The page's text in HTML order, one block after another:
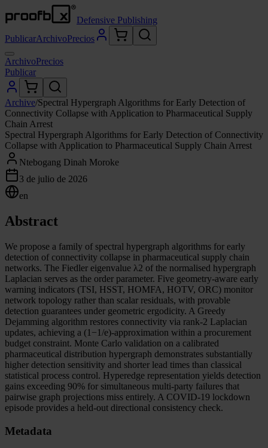
Defensive Publishing
PublicarArchivoPrecios
ArchivoPrecios
Publicar
Archive/Spectral Hypergraph Algorithms for Early Detection of
Connectivity Collapse with Application to Pharmaceutical Supply
Chain Arrest
Spectral Hypergraph Algorithms for Early Detection of Connectivity
Collapse with Application to Pharmaceutical Supply Chain Arrest
Ntebogang Dinah Moroke
3 de julio de 2026
en
Abstract
We propose a family of spectral hypergraph algorithms for early
detection of connectivity collapse in pharmaceutical supply chain
networks. The Fiedler eigenvalue λ2 of the normalised hypergraph
Laplacian serves as the order parameter. Five geometry-aware early
warning indicators (TSI, HSST, HOMFA, HOTV, ORC) monitor
network topology rather than scalar residuals, with provable
detection guarantees under geometric ergodicity. A Greedy
Dejamming algorithm restores connectivity via rank-2 Laplacian
updates, achieving a (1−1/e)-approximation within a procurement
budget constraint. Monte Carlo validation on a calibrated
pharmaceutical distribution hypergraph demonstrates substantially
higher detection sensitivity and shorter lead times than classical
statistical process control. Hyperedge representation yields detection
gains exceeding 90% for simultaneous multi-party failures that
pairwise graph projections miss entirely. A COVID-19 lockdown
episode provides a held-out directional consistency check.
Metadata